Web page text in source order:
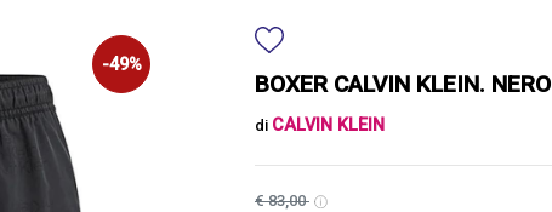
-49%
BOXER CALVIN KLEIN. NERO
di CALVIN KLEIN
€ 83,00